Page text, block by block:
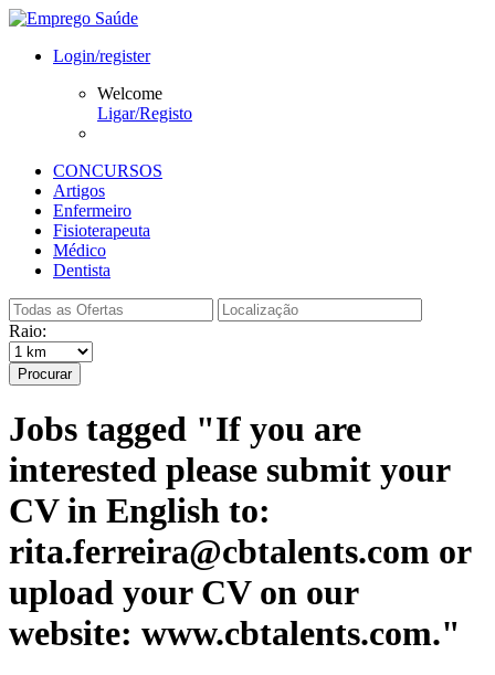
Login/register
Welcome
Ligar/Registo
CONCURSOS
Artigos
Enfermeiro
Fisioterapeuta
Médico
Dentista
Raio:
Procurar
Jobs tagged "If you are
interested please submit your
CV in English to:
rita.ferreira@cbtalents.com or
upload your CV on our
website: www.cbtalents.com."